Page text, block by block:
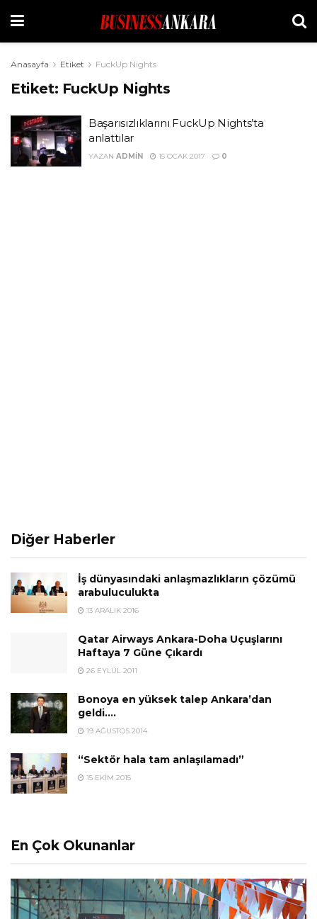
Anasayfa Etiket FuckUp Nights
Etiket: FuckUp Nights
Başarısızlıklarını FuckUp Nights’ta
anlattılar
YAZAN ADMIN 15 OCAK 2017 0
Diğer Haberler
İş dünyasındaki anlaşmazlıkların çözümü
arabuluculukta
13 ARALIK 2016
Qatar Airways Ankara-Doha Uçuşlarını
Haftaya 7 Güne Çıkardı
26 EYLÜL 2011
Bonoya en yüksek talep Ankara’dan
geldi….
19 AĞUSTOS 2014
“Sektör hala tam anlaşılamadı”
15 EKIM 2015
En Çok Okunanlar